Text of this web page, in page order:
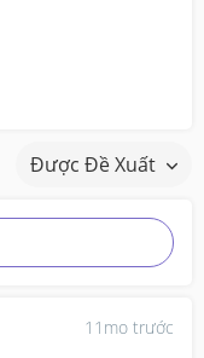
Được Đề Xuất
11mo trước